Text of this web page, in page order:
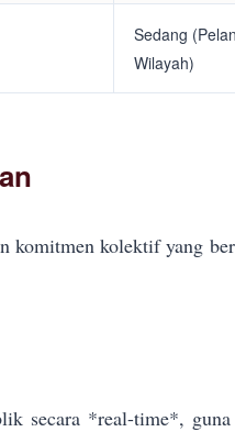
Sedang
Wilayah)
komitmen kolektif yang
secara *real-time*,